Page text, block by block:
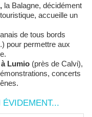
la Balagne, décidément
accueille un
de tous bords
pour permettre aux
Lumio (près de Calvi),
concerts